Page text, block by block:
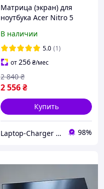
Матрица (экран) для
ноутбука Acer Nitro 5
В наличии
5.0 (1)
от256₴/мес
2 556₴
2 840 ₴
Купить
Laptop-Charger - интернет магазин комплектующих к ноутбукам 98%